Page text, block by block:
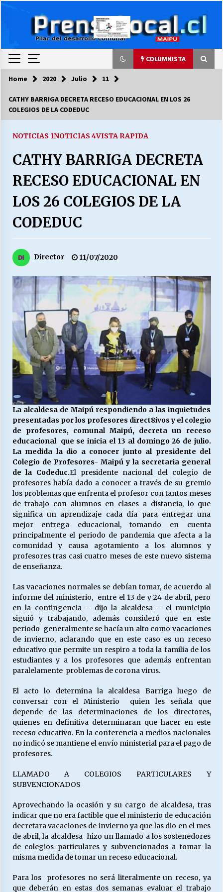
COLUMNISTA
COLUMNISTA
03/08/2026
LA DC POR SIEMPRE.RECORDANDO 69 AÑOS DE
28/07/2026
“ORGULLOSOS DE SER DC” SALUDA EL
27/07/2026
LABORAL:
Escuela hospitalaria El Carmen de Maipu.
25/06/2026
¿Qué habrían dicho?
23/06/2026
VOLVER A SER ALTERNATIVA
16/06/2026
MUNICIPALIDADES, HONORARIOS, DESPIDOS
28/05/2026
Releyendo la Rerum Novarum a 135 años. “La
cuestión social hoy”.
16/05/2026
S.O.S. a los ricos, Save Our Souls (Salvar
Nuestras Almas)
30/04/2026
Chile y sus segmentos de la riqueza
06/04/2026
Home 2020 Julio 11
CATHY BARRIGA DECRETA RECESO EDUCACIONAL EN LOS 26
COLEGIOS DE LA CODEDUC
NOTICIAS 1NOTICIAS 4VISTA RAPIDA
CATHY BARRIGA DECRETA
RECESO EDUCACIONAL EN
LOS 26 COLEGIOS DE LA
CODEDUC
Director 11/07/2020
La alcaldesa de Maipú respondiendo a las inquietudes
presentadas por los profesores direct8ivos y el colegio
de profesores, comunal Maipú, decreta un receso
educacional que se inicia el 13 al domingo 26 de julio.
La medida la dio a conocer junto al presidente del
Colegio de Profesores- Maipú y la secretaria general
de la Codeduc.El presidente nacional del colegio de
profesores había dado a conocer a través de su gremio
los problemas que enfrenta el profesor con tantos meses
de trabajo con alumnos en clases a distancia, lo que
significa un aprendizaje cada día para entregar una
mejor entrega educacional, tomando en cuenta
principalmente el periodo de pandemia que afecta a la
comunidad y causa agotamiento a los alumnos y
profesores tras casi cuatro meses de este nuevo sistema
de enseñanza.
Las vacaciones normales se debían tomar, de acuerdo al
informe del ministerio, entre el 13 de y 24 de abril, pero
en la contingencia – dijo la alcaldesa – el municipio
siguió y trabajando, además consideró que en este
periodo generalmente se hacía un alto como vacaciones
de invierno, aclarando que en este caso es un receso
educativo que permite un respiro a toda la familia de los
estudiantes y a los profesores que además enfrentan
paralelamente problemas de corona virus.
El acto lo determina la alcaldesa Barriga luego de
conversar con el Ministerio quien les señala que
depende de las determinaciones de los directores,
quienes en definitiva determinaran que hacer en este
receso educativo. En la conferencia a medios nacionales
no indicó se mantiene el envío ministerial para el pago de
profesores.
LLAMADO A COLEGIOS PARTICULARES Y
SUBVENCIONADOS
Aprovechando la ocasión y su cargo de alcaldesa, tras
indicar que no era factible que el ministerio de educación
decretara vacaciones de invierno ya que las dio en el mes
de abril, la alcaldesa hizo un llamado a los sostenedores
de colegios particulares y subvencionados a tomar la
misma medida de tomar un receso educacional.
Para los profesores no será literalmente un receso, ya
que deberán en estas dos semanas evaluar el trabajo